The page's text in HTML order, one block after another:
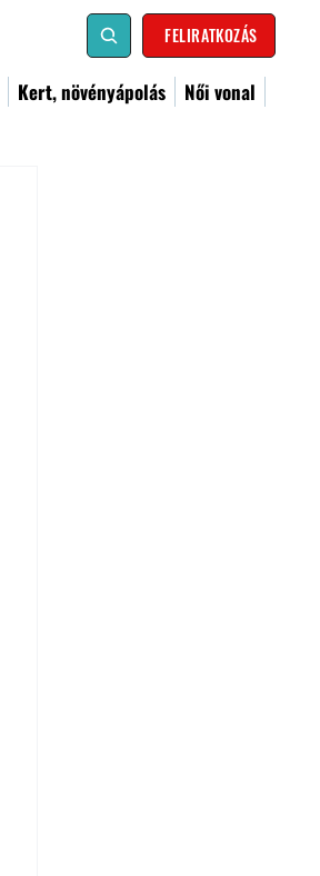
FELIRATKOZÁS
Kert, növényápolás
Női vonal